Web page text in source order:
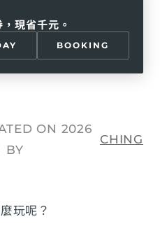
現省千元。
BOOKING
ON 2026
BY
CHING
玩呢？